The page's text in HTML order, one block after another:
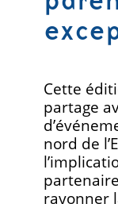
Cette
partage
nord de
rayonner